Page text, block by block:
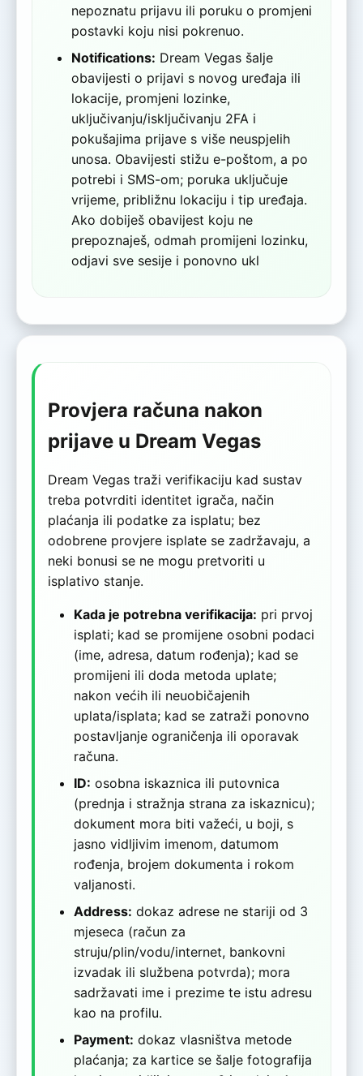
nepoznatu prijavu ili poruku o promjeni
postavki koju nisi pokrenuo.
Notifications: Dream Vegas šalje
obavijesti o prijavi s novog uređaja ili
lokacije, promjeni lozinke,
uključivanju/isključivanju 2FA i
pokušajima prijave s više neuspjelih
unosa. Obavijesti stižu e-poštom, a po
potrebi i SMS-om; poruka uključuje
vrijeme, približnu lokaciju i tip uređaja.
Ako dobiješ obavijest koju ne
prepoznaješ, odmah promijeni lozinku,
odjavi sve sesije i ponovno ukl
Provjera računa nakon
prijave u Dream Vegas
Dream Vegas traži verifikaciju kad sustav
treba potvrditi identitet igrača, način
plaćanja ili podatke za isplatu; bez
odobrene provjere isplate se zadržavaju, a
neki bonusi se ne mogu pretvoriti u
isplativo stanje.
Kada je potrebna verifikacija: pri prvoj
isplati; kad se promijene osobni podaci
(ime, adresa, datum rođenja); kad se
promijeni ili doda metoda uplate;
nakon većih ili neuobičajenih
uplata/isplata; kad se zatraži ponovno
postavljanje ograničenja ili oporavak
računa.
ID: osobna iskaznica ili putovnica
(prednja i stražnja strana za iskaznicu);
dokument mora biti važeći, u boji, s
jasno vidljivim imenom, datumom
rođenja, brojem dokumenta i rokom
valjanosti.
Address: dokaz adrese ne stariji od 3
mjeseca (račun za
struju/plin/vodu/internet, bankovni
izvadak ili službena potvrda); mora
sadržavati ime i prezime te istu adresu
kao na profilu.
Payment: dokaz vlasništva metode
plaćanja; za kartice se šalje fotografija